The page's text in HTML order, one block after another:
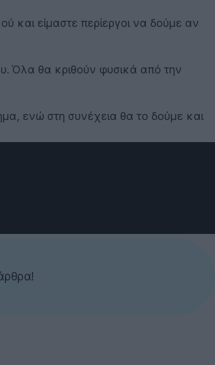
και είμαστε περίεργοι να δούμε αν
Όλα θα κριθούν φυσικά από την
ενώ στη συνέχεια θα το δούμε και